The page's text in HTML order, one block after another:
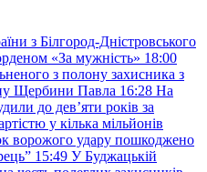
з Білгород-Дністровського
«За мужність» 18:00
з полону захисника з
Щербини Павла 16:28 На
до дев’яти років за
у кілька мільйонів
ворожого удару пошкоджено
15:49 У Буджацькій